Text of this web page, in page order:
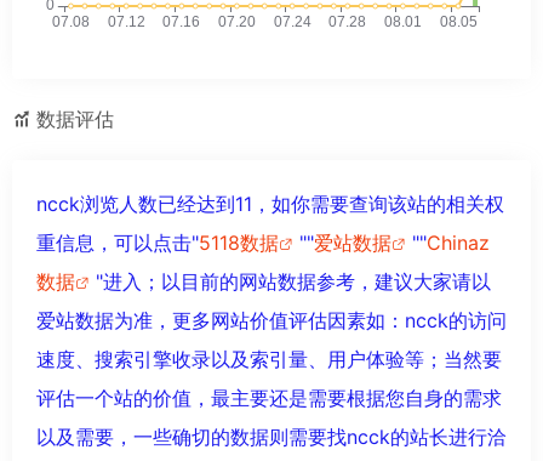
数据评估
ncck浏览人数已经达到11，如你需要查询该站的相关权
重信息，可以点击"5118数据 ""爱站数据 ""Chinaz
数据
"进入；以目前的网站数据参考，建议大家请以
爱站数据为准，更多网站价值评估因素如：ncck的访问
速度、搜索引擎收录以及索引量、用户体验等；当然要
评估一个站的价值，最主要还是需要根据您自身的需求
以及需要，一些确切的数据则需要找ncck的站长进行洽